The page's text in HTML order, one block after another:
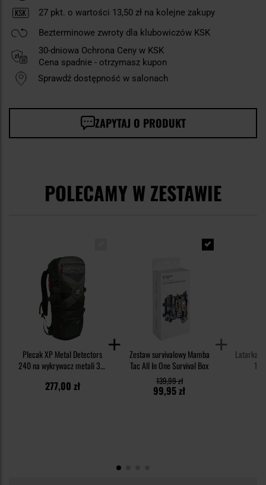
27 pkt. o wartości 13,50 zł na kolejne zakupy
Bezterminowe zwroty dla klubowiczów KSK
30-dniowa Ochrona Ceny w KSK
Cena spadnie - otrzymasz kupon
Sprawdź dostępność w salonach
ZAPYTAJ O PRODUKT
POLECAMY W ZESTAWIE
Plecak XP Metal Detectors
240 na wykrywacz metali 31 l
277,00 zł
Zestaw survivalowy Mamba
Tac All In One Survival Box
99,95 zł
139,99 zł
Latarka